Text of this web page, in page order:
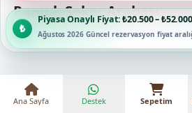
Pamuk Şeker Arabası
Çocuk misafirler için renkli canlı üretim
Piyasa Onaylı Fiyat:₺20.500 – ₺52.000
Ağustos 2026 Güncel rezervasyon fiyat
Ana Sayfa Destek Sepetim